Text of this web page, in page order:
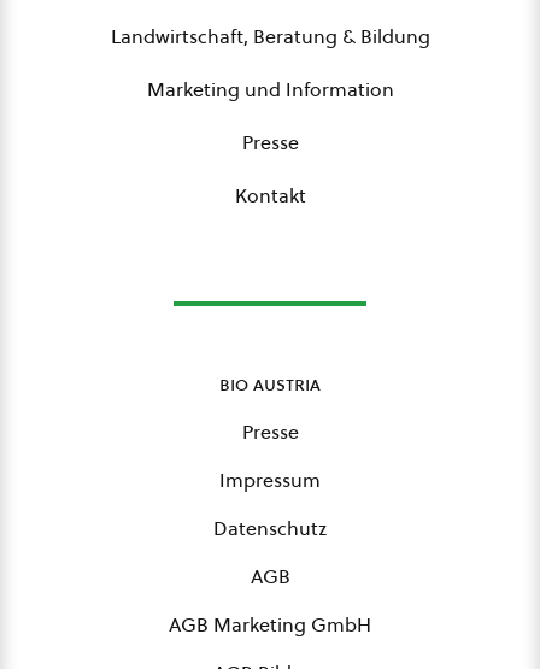
Landwirtschaft, Beratung & Bildung
Marketing und Information
Presse
Kontakt
bio austria
Presse
Impressum
Datenschutz
AGB
AGB Marketing GmbH